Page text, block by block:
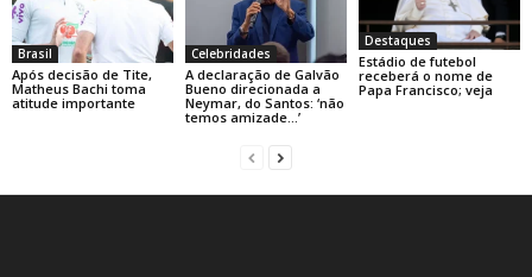
Brasil
Após decisão de Tite,
Matheus Bachi toma
atitude importante
Celebridades
A declaração de Galvão
Bueno direcionada a
Neymar, do Santos: ‘não
temos amizade…’
Destaques
Estádio de futebol
receberá o nome de
Papa Francisco; veja